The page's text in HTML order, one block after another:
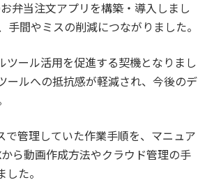
弁当注文アプリを構築・導入しまし
間やミスの削減につながりました。
ツール活用を促進する契機となりまし
ールへの抵抗感が軽減され、今後のデ
管理していた作業手順を、マニュア
ら動画作成方法やクラウド管理の手
た。